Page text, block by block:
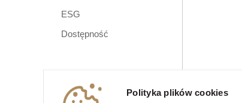
Polityka plików cookies
ESG
Dostępność